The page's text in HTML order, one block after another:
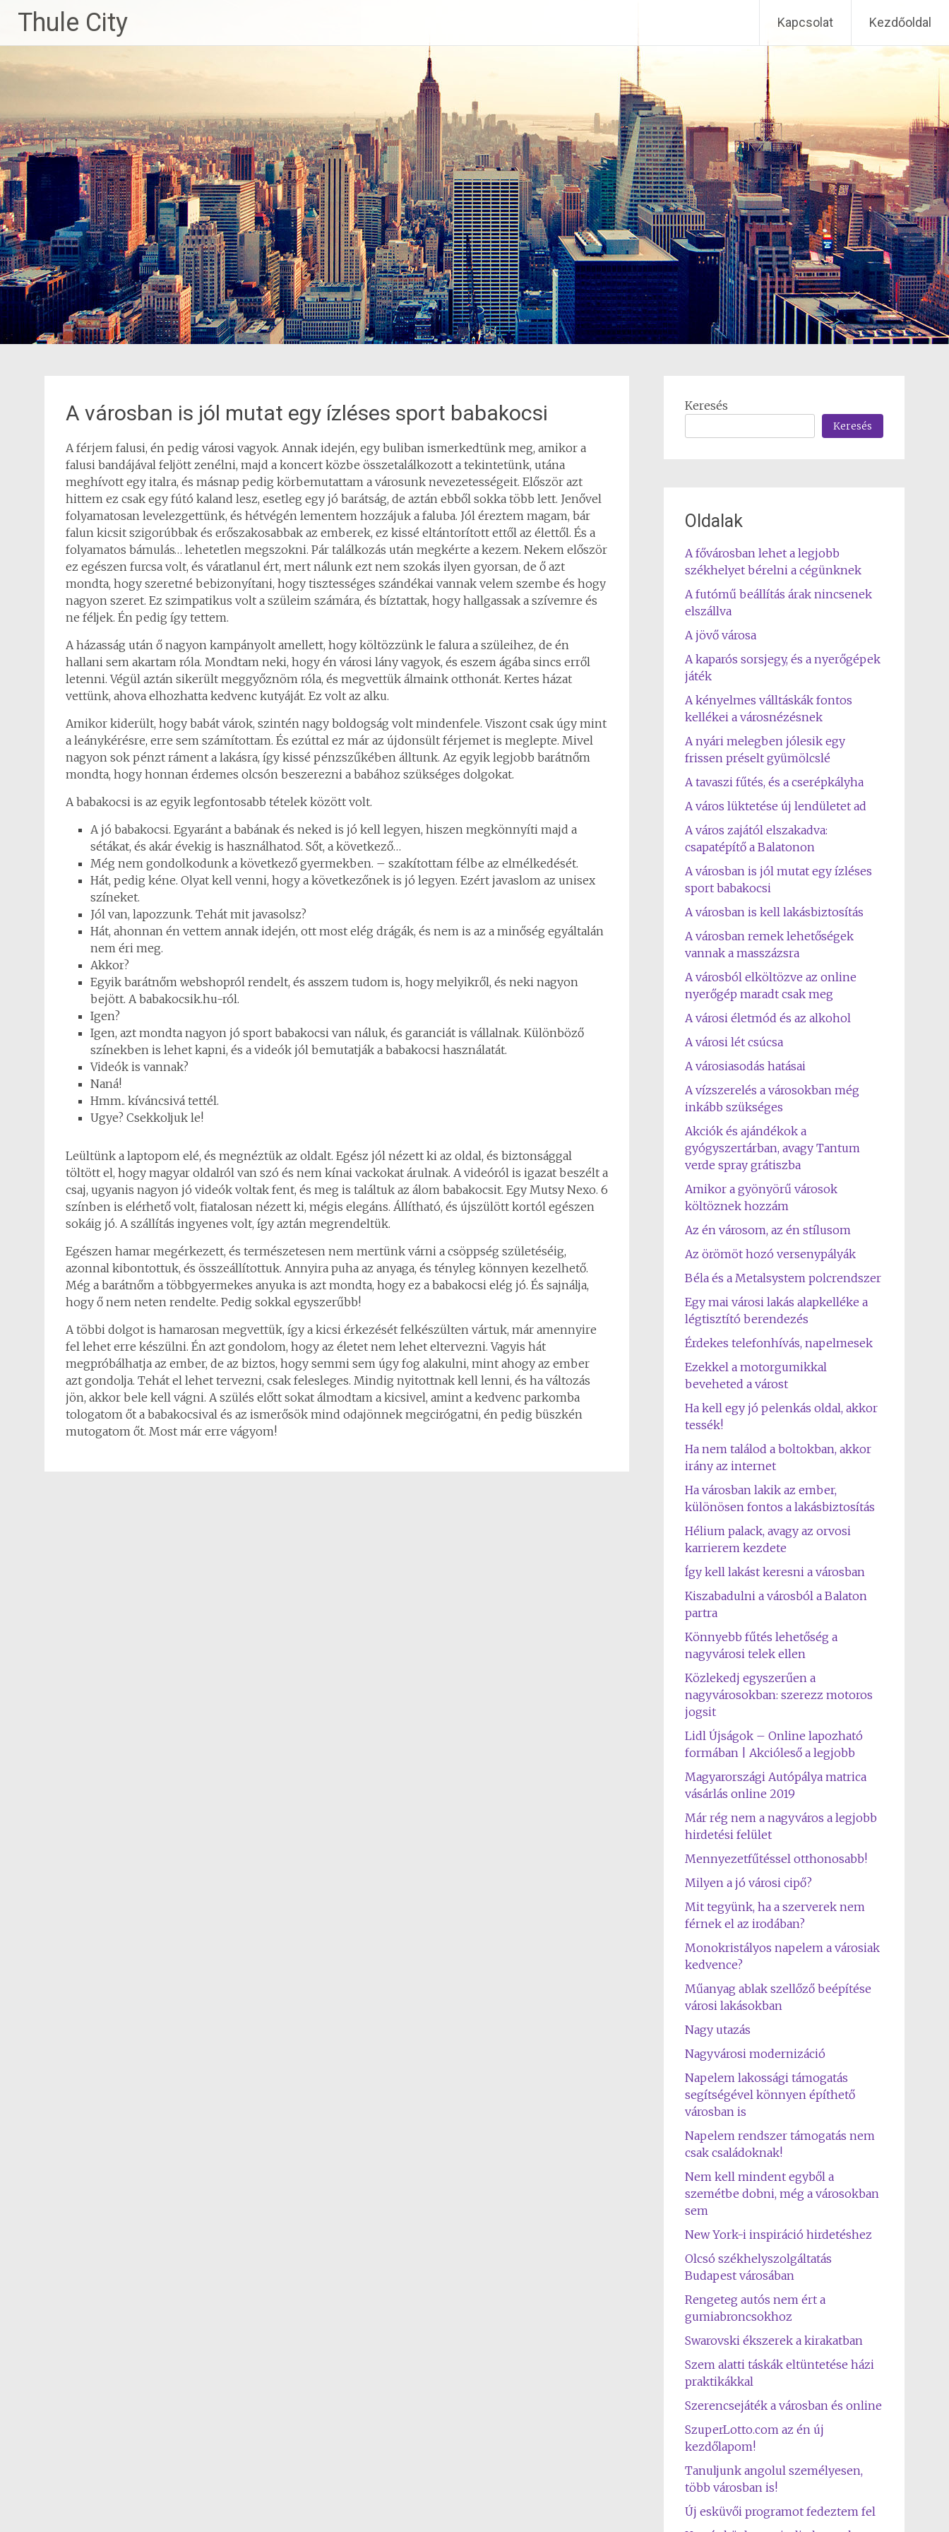
content
Thule City Kapcsolat Kezdőoldal
A városban is jól mutat egy ízléses sport babakocsi
A férjem falusi, én pedig városi vagyok. Annak idején, egy buliban ismerkedtünk meg, amikor a
falusi bandájával feljött zenélni, majd a koncert közbe összetalálkozott a tekintetünk, utána
meghívott egy italra, és másnap pedig körbemutattam a városunk nevezetességeit. Először azt
hittem ez csak egy fútó kaland lesz, esetleg egy jó barátság, de aztán ebből sokka több lett. Jenővel
folyamatosan levelezgettünk, és hétvégén lementem hozzájuk a faluba. Jól éreztem magam, bár
falun kicsit szigorúbbak és erőszakosabbak az emberek, ez kissé eltántorított ettől az élettől. És a
folyamatos bámulás… lehetetlen megszokni. Pár találkozás után megkérte a kezem. Nekem először
ez egészen furcsa volt, és váratlanul ért, mert nálunk ezt nem szokás ilyen gyorsan, de ő azt
mondta, hogy szeretné bebizonyítani, hogy tisztességes szándékai vannak velem szembe és hogy
nagyon szeret. Ez szimpatikus volt a szüleim számára, és bíztattak, hogy hallgassak a szívemre és
ne féljek. Én pedig így tettem.
A házasság után ő nagyon kampányolt amellett, hogy költözzünk le falura a szüleihez, de én
hallani sem akartam róla. Mondtam neki, hogy én városi lány vagyok, és eszem ágába sincs erről
letenni. Végül aztán sikerült meggyőznöm róla, és megvettük álmaink otthonát. Kertes házat
vettünk, ahova elhozhatta kedvenc kutyáját. Ez volt az alku.
Amikor kiderült, hogy babát várok, szintén nagy boldogság volt mindenfele. Viszont csak úgy mint
a leánykérésre, erre sem számítottam. És ezúttal ez már az újdonsült férjemet is meglepte. Mivel
nagyon sok pénzt ráment a lakásra, így kissé pénzszűkében álltunk. Az egyik legjobb barátnőm
mondta, hogy honnan érdemes olcsón beszerezni a babához szükséges dolgokat.
A babakocsi is az egyik legfontosabb tételek között volt.
A jó babakocsi. Egyaránt a babának és neked is jó kell legyen, hiszen megkönnyíti majd a
sétákat, és akár évekig is használhatod. Sőt, a következő…
Még nem gondolkodunk a következő gyermekben. – szakítottam félbe az elmélkedését.
Hát, pedig kéne. Olyat kell venni, hogy a következőnek is jó legyen. Ezért javaslom az unisex
színeket.
Jól van, lapozzunk. Tehát mit javasolsz?
Hát, ahonnan én vettem annak idején, ott most elég drágák, és nem is az a minőség egyáltalán
nem éri meg.
Akkor?
Egyik barátnőm webshopról rendelt, és asszem tudom is, hogy melyikről, és neki nagyon
bejött. A babakocsik.hu-ról.
Igen?
Igen, azt mondta nagyon jó sport babakocsi van náluk, és garanciát is vállalnak. Különböző
színekben is lehet kapni, és a videók jól bemutatják a babakocsi használatát.
Videók is vannak?
Naná!
Hmm.. kíváncsivá tettél.
Ugye? Csekkoljuk le!
Leültünk a laptopom elé, és megnéztük az oldalt. Egész jól nézett ki az oldal, és biztonsággal
töltött el, hogy magyar oldalról van szó és nem kínai vackokat árulnak. A videóról is igazat beszélt a
csaj, ugyanis nagyon jó videók voltak fent, és meg is találtuk az álom babakocsit. Egy Mutsy Nexo. 6
színben is elérhető volt, fiatalosan nézett ki, mégis elegáns. Állítható, és újszülött kortól egészen
sokáig jó. A szállítás ingyenes volt, így aztán megrendeltük.
Egészen hamar megérkezett, és természetesen nem mertünk várni a csöppség születéséig,
azonnal kibontottuk, és összeállítottuk. Annyira puha az anyaga, és tényleg könnyen kezelhető.
Még a barátnőm a többgyermekes anyuka is azt mondta, hogy ez a babakocsi elég jó. És sajnálja,
hogy ő nem neten rendelte. Pedig sokkal egyszerűbb!
A többi dolgot is hamarosan megvettük, így a kicsi érkezését felkészülten vártuk, már amennyire
fel lehet erre készülni. Én azt gondolom, hogy az életet nem lehet eltervezni. Vagyis hát
megpróbálhatja az ember, de az biztos, hogy semmi sem úgy fog alakulni, mint ahogy az ember
azt gondolja. Tehát el lehet tervezni, csak felesleges. Mindig nyitottnak kell lenni, és ha változás
jön, akkor bele kell vágni. A szülés előtt sokat álmodtam a kicsivel, amint a kedvenc parkomba
tologatom őt a babakocsival és az ismerősök mind odajönnek megcirógatni, én pedig büszkén
mutogatom őt. Most már erre vágyom!
Keresés
Keresés
Oldalak
A fővárosban lehet a legjobb
székhelyet bérelni a cégünknek
A futómű beállítás árak nincsenek
elszállva
A jövő városa
A kaparós sorsjegy, és a nyerőgépek
játék
A kényelmes válltáskák fontos
kellékei a városnézésnek
A nyári melegben jólesik egy
frissen préselt gyümölcslé
A tavaszi fűtés, és a cserépkályha
A város lüktetése új lendületet ad
A város zajától elszakadva:
csapatépítő a Balatonon
A városban is jól mutat egy ízléses
sport babakocsi
A városban is kell lakásbiztosítás
A városban remek lehetőségek
vannak a masszázsra
A városból elköltözve az online
nyerőgép maradt csak meg
A városi életmód és az alkohol
A városi lét csúcsa
A városiasodás hatásai
A vízszerelés a városokban még
inkább szükséges
Akciók és ajándékok a
gyógyszertárban, avagy Tantum
verde spray grátiszba
Amikor a gyönyörű városok
költöznek hozzám
Az én városom, az én stílusom
Az örömöt hozó versenypályák
Béla és a Metalsystem polcrendszer
Egy mai városi lakás alapkelléke a
légtisztító berendezés
Érdekes telefonhívás, napelmesek
Ezekkel a motorgumikkal
beveheted a várost
Ha kell egy jó pelenkás oldal, akkor
tessék!
Ha nem találod a boltokban, akkor
irány az internet
Ha városban lakik az ember,
különösen fontos a lakásbiztosítás
Hélium palack, avagy az orvosi
karrierem kezdete
Így kell lakást keresni a városban
Kiszabadulni a városból a Balaton
partra
Könnyebb fűtés lehetőség a
nagyvárosi telek ellen
Közlekedj egyszerűen a
nagyvárosokban: szerezz motoros
jogsit
Lidl Újságok – Online lapozható
formában | Akcióleső a legjobb
Magyarországi Autópálya matrica
vásárlás online 2019
Már rég nem a nagyváros a legjobb
hirdetési felület
Mennyezetfűtéssel otthonosabb!
Milyen a jó városi cipő?
Mit tegyünk, ha a szerverek nem
férnek el az irodában?
Monokristályos napelem a városiak
kedvence?
Műanyag ablak szellőző beépítése
városi lakásokban
Nagy utazás
Nagyvárosi modernizáció
Napelem lakossági támogatás
segítségével könnyen építhető
városban is
Napelem rendszer támogatás nem
csak családoknak!
Nem kell mindent egyből a
szemétbe dobni, még a városokban
sem
New York-i inspiráció hirdetéshez
Olcsó székhelyszolgáltatás
Budapest városában
Rengeteg autós nem ért a
gumiabroncsokhoz
Swarovski ékszerek a kirakatban
Szem alatti táskák eltüntetése házi
praktikákkal
Szerencsejáték a városban és online
SzuperLotto.com az én új
kezdőlapom!
Tanuljunk angolul személyesen,
több városban is!
Új esküvői programot fedeztem fel